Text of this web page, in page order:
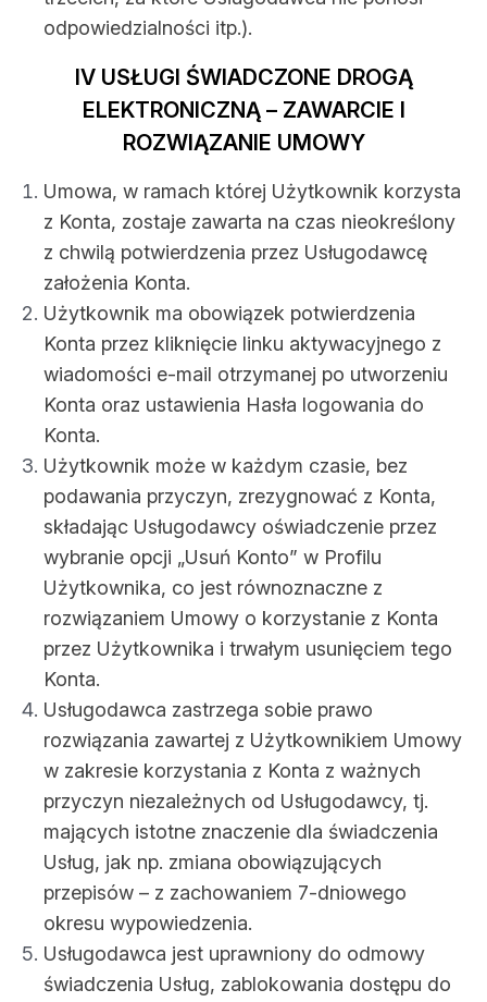
odpowiedzialności itp.).
IV USŁUGI ŚWIADCZONE DROGĄ
ELEKTRONICZNĄ – ZAWARCIE I
ROZWIĄZANIE UMOWY
Umowa, w ramach której Użytkownik korzysta
z Konta, zostaje zawarta na czas nieokreślony
z chwilą potwierdzenia przez Usługodawcę
założenia Konta.
Użytkownik ma obowiązek potwierdzenia
Konta przez kliknięcie linku aktywacyjnego z
wiadomości e-mail otrzymanej po utworzeniu
Konta oraz ustawienia Hasła logowania do
Konta.
Użytkownik może w każdym czasie, bez
podawania przyczyn, zrezygnować z Konta,
składając Usługodawcy oświadczenie przez
wybranie opcji „Usuń Konto” w Profilu
Użytkownika, co jest równoznaczne z
rozwiązaniem Umowy o korzystanie z Konta
przez Użytkownika i trwałym usunięciem tego
Konta.
Usługodawca zastrzega sobie prawo
rozwiązania zawartej z Użytkownikiem Umowy
w zakresie korzystania z Konta z ważnych
przyczyn niezależnych od Usługodawcy, tj.
mających istotne znaczenie dla świadczenia
Usług, jak np. zmiana obowiązujących
przepisów – z zachowaniem 7-dniowego
okresu wypowiedzenia.
Usługodawca jest uprawniony do odmowy
świadczenia Usług, zablokowania dostępu do